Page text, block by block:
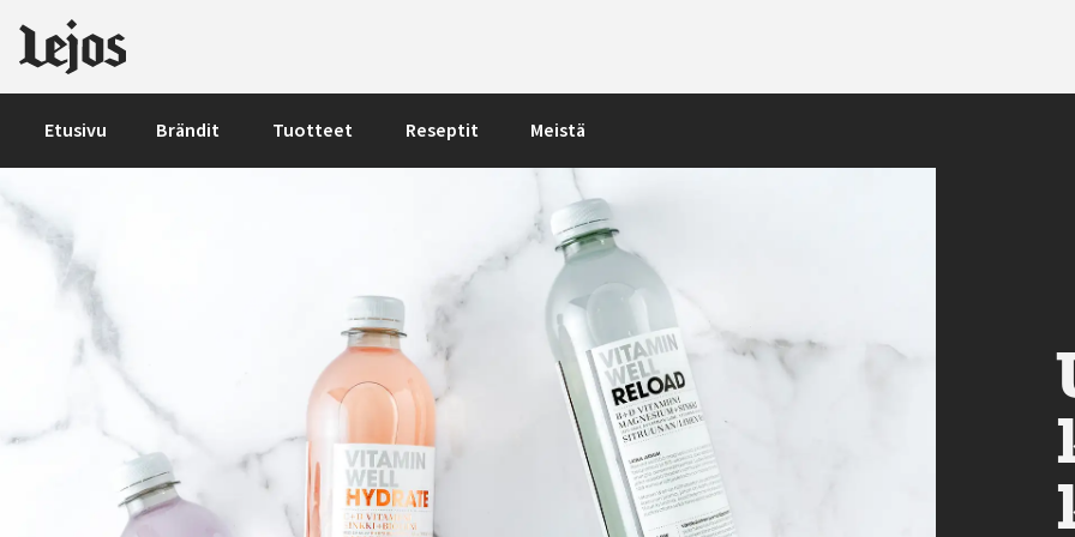
Siirry sisältöön
Etusivu Brändit Tuotteet Reseptit Meistä